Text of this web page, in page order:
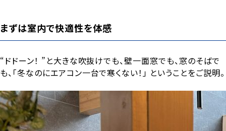
まずは室内で快適性を体感
“ドドーン！ ”と大きな吹抜けでも、壁一面窓でも、窓のそばで
も、「冬なのにエアコン一台で寒くない！」 ということをご説明。